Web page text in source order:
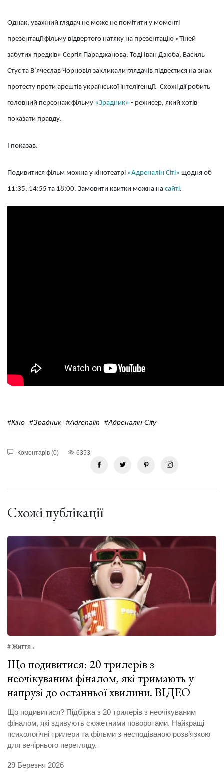
Однак, уважний глядач не може не помітити у моменті
презентації фільму відвертого натяку на презентацію «Тіней
забутих предків» Сергія Параджанова. Тоді Іван Дзюба, Василь
Стус та В’ячеслав Чорновіл закликали глядачів підвестися на знак
протесту проти арештів української інтелігенції. Схожі дії робить
головний персонаж фільму «Зрадник» - режисер, який хотів
показати правду.
І показав.
Подивитися фільм можна у кінотеатрі «Адреналін Сіті» щодня об
11:35, 14:55 та 18:00. Замовити квитки можна на сайті.
#кіно #Зрадник #Adrenalin #Адреналін City
Коментарів (0) 6353
Схожі публікації
# Життя
Що подивитися: 20 трилерів з
неочікуваним фіналом, які тримають у
напрузі до останньої хвилини. ВІДЕО
Що подивитися? Підбірка з 20 трилерів з неочікуваним
фіналом, які здивують сюжетними поворотами. Найкращі
психологічні трилери та фільми з несподіваною розв’язкою
для вечірнього перегляду.
29 Березня 2026